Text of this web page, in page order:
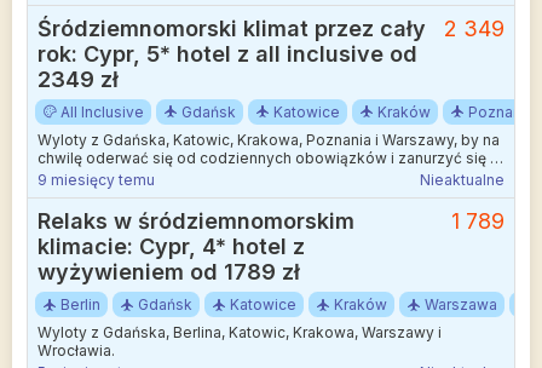
Śródziemnomorski klimat przez cały
rok: Cypr, 5* hotel z all inclusive od
2349 zł
2 349
All Inclusive Gdańsk Katowice Kraków
Poznań
Wyloty z Gdańska, Katowic, Krakowa, Poznania i Warszawy, by na
chwilę oderwać się od codziennych obowiązków i zanurzyć się w
krajobrazach, które naprawdę robią wrażenie. Słońce, plaże i
śródziemnomorska kuchnia tworzą klimat idealny na wypoczynek
– czy to w parze, z rodziną, czy solo.
9 miesięcy temu Nieaktualne
Relaks w śródziemnomorskim
klimacie: Cypr, 4* hotel z
wyżywieniem od 1789 zł
1 789
Berlin Gdańsk Katowice Kraków Warszawa
Wyloty z Gdańska, Berlina, Katowic, Krakowa, Warszawy i
Wrocławia.